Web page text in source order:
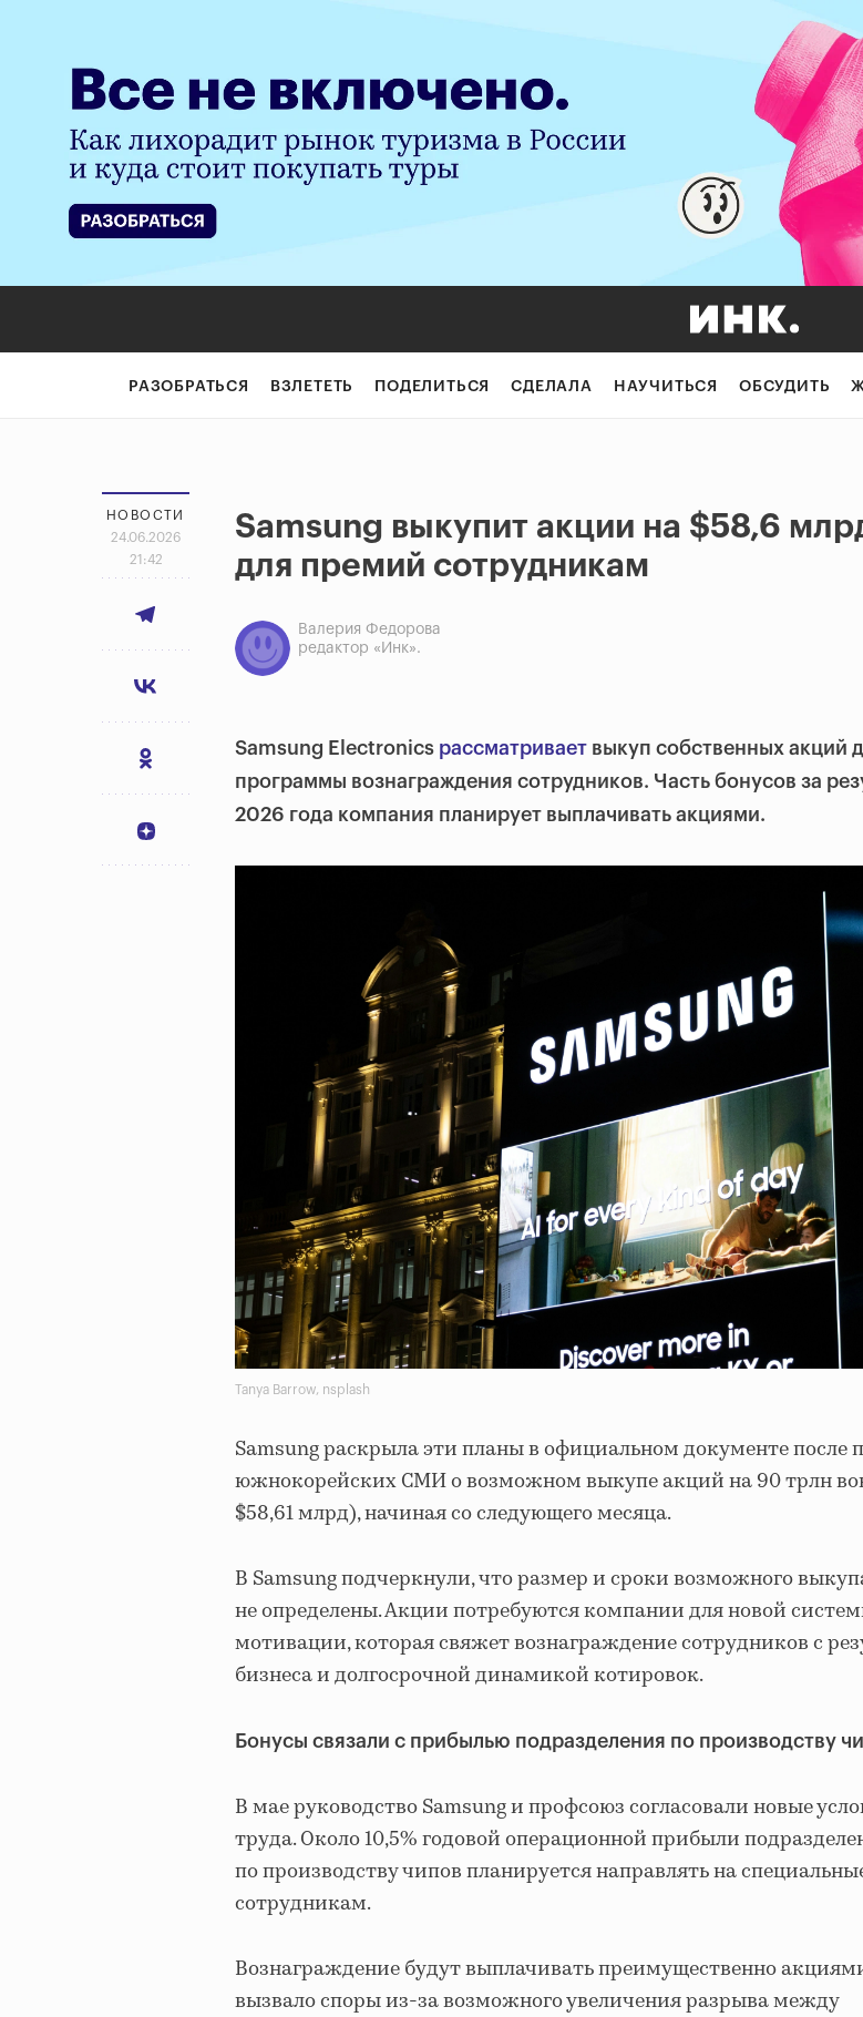
РАЗОБРАТЬСЯ ВЗЛЕТЕТЬ ПОДЕЛИТЬСЯ СДЕЛАЛА НАУЧИТЬСЯ ОБСУДИТЬ
НОВОСТИ
24.06.2026
21:42
Samsung выкупит акции на $58,6
для премий сотрудникам
Валерия Федорова
редактор «Инк».
Samsung Electronics рассматривает выкуп собственных акций
программы вознаграждения сотрудников. Часть бонусов за
2026 года компания планирует выплачивать акциями.
Tanya Barrow, nsplash
Samsung раскрыла эти планы в официальном документе после
южнокорейских СМИ о возможном выкупе акций на 90 трлн
$58,61 млрд), начиная со следующего месяца.
В Samsung подчеркнули, что размер и сроки возможного
не определены. Акции потребуются компании для новой
мотивации, которая свяжет вознаграждение сотрудников с
бизнеса и долгосрочной динамикой котировок.
Бонусы связали с прибылью подразделения по производству
В мае руководство Samsung и профсоюз согласовали новые
труда. Около 10,5% годовой операционной прибыли
по производству чипов планируется направлять на
сотрудникам.
Вознаграждение будут выплачивать преимущественно
вызвало споры из-за возможного увеличения разрыва между